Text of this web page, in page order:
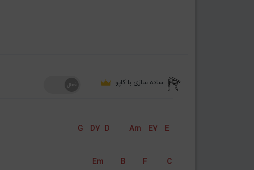
ساده سازی با کاپو
G D7 D Am E7 E
Em B F C